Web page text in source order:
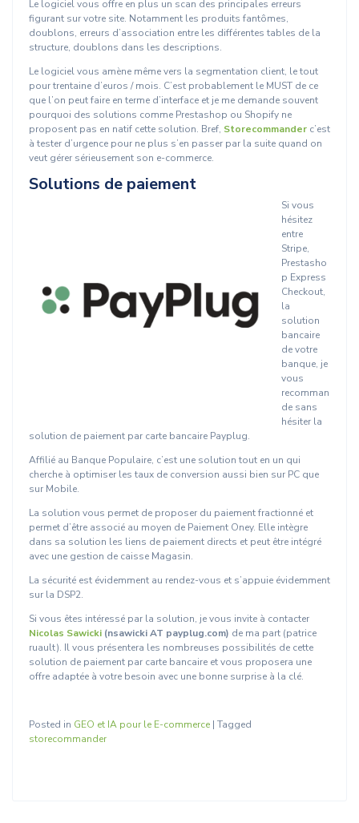
Le logiciel vous offre en plus un scan des principales erreurs
figurant sur votre site. Notamment les produits fantômes,
doublons, erreurs d’association entre les différentes tables de la
structure, doublons dans les descriptions.
Le logiciel vous amène même vers la segmentation client, le tout
pour trentaine d’euros / mois. C’est probablement le MUST de ce
que l’on peut faire en terme d’interface et je me demande souvent
pourquoi des solutions comme Prestashop ou Shopify ne
proposent pas en natif cette solution. Bref, Storecommander c’est
à tester d’urgence pour ne plus s’en passer par la suite quand on
veut gérer sérieusement son e-commerce.
Solutions de paiement
Si vous
hésitez
entre
Stripe,
Prestasho
p Express
Checkout,
la
solution
bancaire
de votre
banque, je
vous
recomman
de sans
hésiter la
solution de paiement par carte bancaire Payplug.
Affilié au Banque Populaire, c’est une solution tout en un qui
cherche à optimiser les taux de conversion aussi bien sur PC que
sur Mobile.
La solution vous permet de proposer du paiement fractionné et
permet d’être associé au moyen de Paiement Oney. Elle intègre
dans sa solution les liens de paiement directs et peut être intégré
avec une gestion de caisse Magasin.
La sécurité est évidemment au rendez-vous et s’appuie évidemment
sur la DSP2.
Si vous êtes intéressé par la solution, je vous invite à contacter
Nicolas Sawicki (nsawicki AT payplug.com) de ma part (patrice
ruault). Il vous présentera les nombreuses possibilités de cette
solution de paiement par carte bancaire et vous proposera une
offre adaptée à votre besoin avec une bonne surprise à la clé.
Posted in GEO et IA pour le E-commerce | Tagged
storecommander